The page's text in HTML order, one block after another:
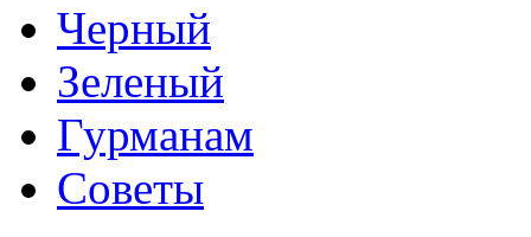
Черный
Зеленый
Гурманам
Советы